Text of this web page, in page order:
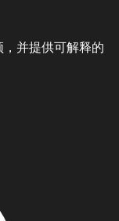
并提供可解释的